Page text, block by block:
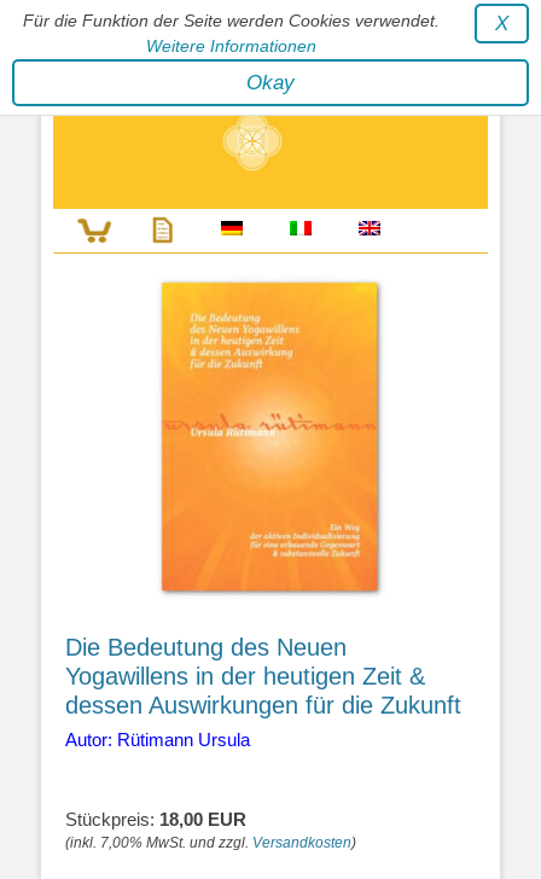
Für die Funktion der Seite werden Cookies verwendet.
Weitere Informationen
X
Okay
Stephan Wunderlich Verlag
Literatur zur Förderung der Gestaltfähigkeit des Lebens
Die Bedeutung des Neuen
Yogawillens in der heutigen Zeit &
dessen Auswirkungen für die Zukunft
Autor: Rütimann Ursula
Stückpreis: 18,00 EUR
(inkl. 7,00% MwSt. und zzgl. Versandkosten)